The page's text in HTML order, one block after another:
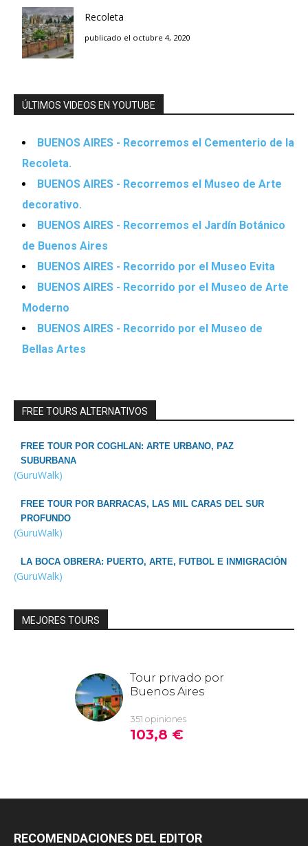
Recoleta
publicado el octubre 4, 2020
ÚLTIMOS VIDEOS EN YOUTUBE
BUENOS AIRES - Recorremos el Cementerio de la
Recoleta.
BUENOS AIRES - Recorremos el Museo de Arte
decorativo.
BUENOS AIRES - Recorremos el Jardín Botánico
de Buenos Aires
BUENOS AIRES - Recorrido por el Museo Evita
BUENOS AIRES - Recorrido por el Museo de Arte
Moderno
BUENOS AIRES - Recorrido por el Museo de
Bellas Artes
FREE TOURS ALTERNATIVOS
FREE TOUR POR COGHLAN: ARTE URBANO, PAZ
SUBURBANA
(GuruWalk)
FREE TOUR POR BARRACAS, LAS MIL CARAS DEL SUR
PROFUNDO
(GuruWalk)
LA BOCA OBRERA: PUERTO, ARTE, FUTBOL E INMIGRACIÓN
(GuruWalk)
MEJORES TOURS
RECOMENDACIONES DEL EDITOR